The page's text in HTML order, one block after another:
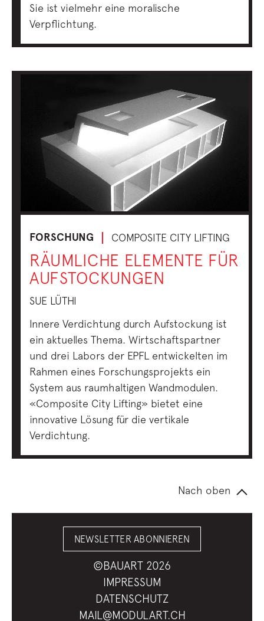
Sie ist vielmehr eine moralische
Verpflichtung.
FORSCHUNG COMPOSITE CITY LIFTING
RÄUMLICHE ELEMENTE FÜR
AUFSTOCKUNGEN
SUE LÜTHI
Innere Verdichtung durch Aufstockung ist
ein aktuelles Thema. Wirtschaftspartner
und drei Labors der EPFL entwickelten im
Rahmen eines Forschungsprojekts ein
System aus raumhaltigen Wandmodulen.
«Composite City Lifting» bietet eine
innovative Lösung für die vertikale
Verdichtung.
Nach oben
NEWSLETTER ABONNIEREN
©BAUART 2026
IMPRESSUM
DATENSCHUTZ
MAIL@MODULART.CH